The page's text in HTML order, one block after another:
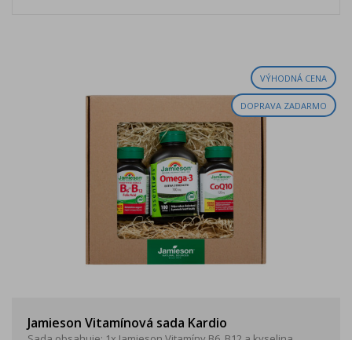
VÝHODNÁ CENA
DOPRAVA ZADARMO
Jamieson Vitamínová sada Kardio